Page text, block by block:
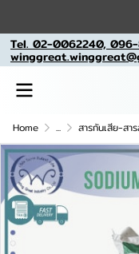
Tel. 02-0062240,
Home ... สารกันเสีย-สา